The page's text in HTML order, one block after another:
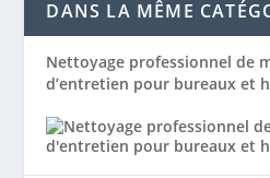
DANS LA MÊME
Nettoyage professionnel de
d’entretien pour bureaux et